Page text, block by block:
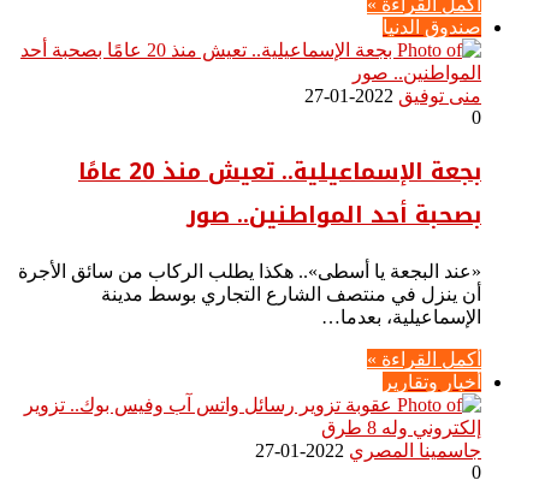
صندوق الدنيا
منى توفيق 2022-01-27
0
بجعة الإسماعيلية.. تعيش منذ 20 عامًا
بصحبة أحد المواطنين.. صور
«عند البجعة يا أسطى».. هكذا يطلب الركاب من سائق الأجرة
أن ينزل في منتصف الشارع التجاري بوسط مدينة
الإسماعيلية، بعدما…
أكمل القراءة »
أخبار وتقارير
جاسمينا المصري 2022-01-27
0